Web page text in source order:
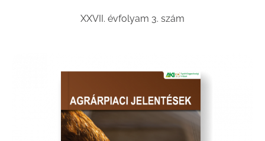
XXVII. évfolyam 3. szám